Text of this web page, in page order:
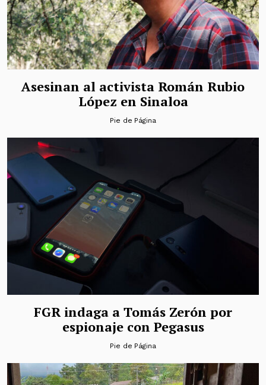
Asesinan al activista Román Rubio
López en Sinaloa
Pie de Página
FGR indaga a Tomás Zerón por
espionaje con Pegasus
Pie de Página